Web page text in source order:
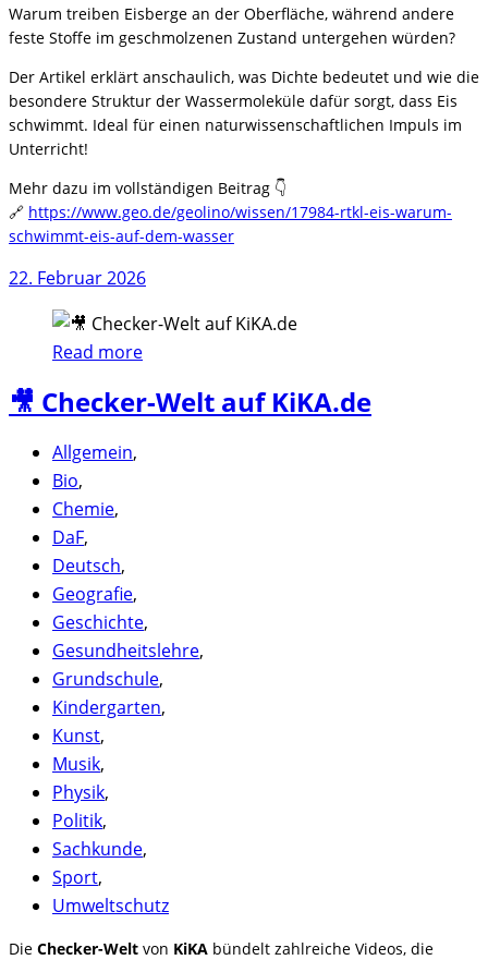
Warum treiben Eisberge an der Oberfläche, während andere
feste Stoffe im geschmolzenen Zustand untergehen würden?
Der Artikel erklärt anschaulich, was Dichte bedeutet und wie die
besondere Struktur der Wassermoleküle dafür sorgt, dass Eis
schwimmt. Ideal für einen naturwissenschaftlichen Impuls im
Unterricht!
Mehr dazu im vollständigen Beitrag 👇
🔗 https://www.geo.de/geolino/wissen/17984-rtkl-eis-warum-
schwimmt-eis-auf-dem-wasser
22. Februar 2026
Read more
🎥 Checker-Welt auf KiKA.de
Allgemein,
Bio,
Chemie,
DaF,
Deutsch,
Geografie,
Geschichte,
Gesundheitslehre,
Grundschule,
Kindergarten,
Kunst,
Musik,
Physik,
Politik,
Sachkunde,
Sport,
Umweltschutz
Die Checker-Welt von KiKA bündelt zahlreiche Videos, die